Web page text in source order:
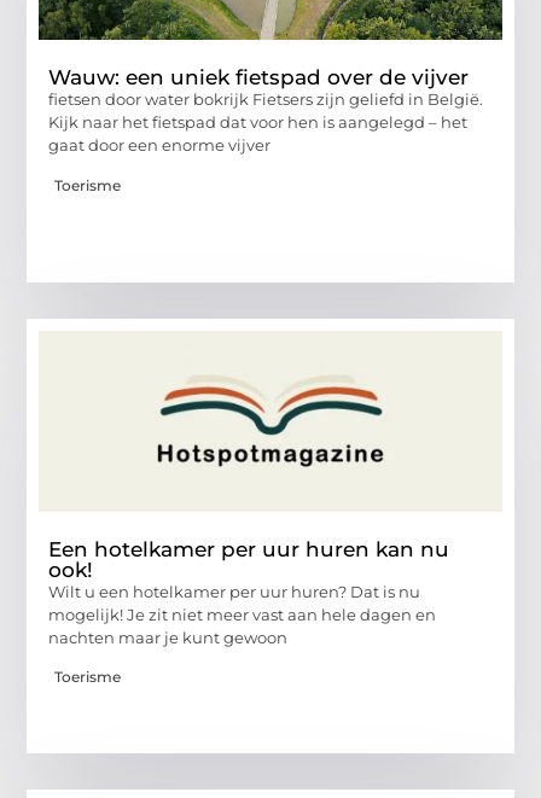
Wauw: een uniek fietspad over de vijver
fietsen door water bokrijk Fietsers zijn geliefd in België.
Kijk naar het fietspad dat voor hen is aangelegd – het
gaat door een enorme vijver
Toerisme
Een hotelkamer per uur huren kan nu
ook!
Wilt u een hotelkamer per uur huren? Dat is nu
mogelijk! Je zit niet meer vast aan hele dagen en
nachten maar je kunt gewoon
Toerisme